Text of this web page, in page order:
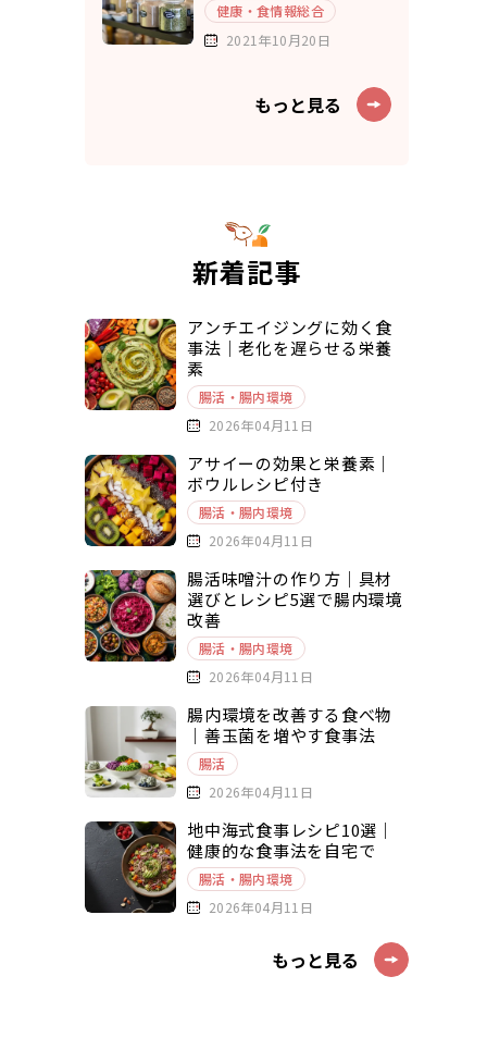
健康・食情報総合
2021年10月20日
もっと見る
新着記事
アンチエイジングに効く食
事法｜老化を遅らせる栄養
素
腸活・腸内環境
2026年04月11日
アサイーの効果と栄養素｜
ボウルレシピ付き
腸活・腸内環境
2026年04月11日
腸活味噌汁の作り方｜具材
選びとレシピ5選で腸内環境
改善
腸活・腸内環境
2026年04月11日
腸内環境を改善する食べ物
｜善玉菌を増やす食事法
腸活
2026年04月11日
地中海式食事レシピ10選｜
健康的な食事法を自宅で
腸活・腸内環境
2026年04月11日
もっと見る